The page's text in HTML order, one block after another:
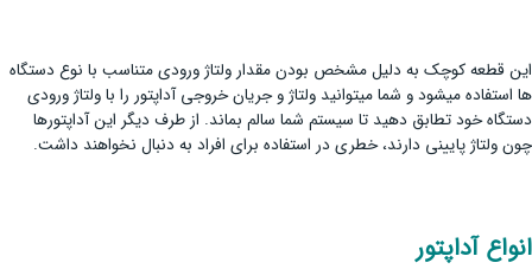
این قطعه کوچک به دلیل مشخص بودن مقدار ولتاژ ورودی متناسب با نوع دستگاه
ها استفاده می­شود و شما می­توانید ولتاژ و جریان خروجی آداپتور را با ولتاژ ورودی
دستگاه خود تطابق دهید تا سیستم شما سالم بماند. از طرف دیگر این آداپتور­ها
چون ولتاژ پایینی دارند، خطری در استفاده برای افراد به دنبال نخواهند داشت.
انواع آداپتور